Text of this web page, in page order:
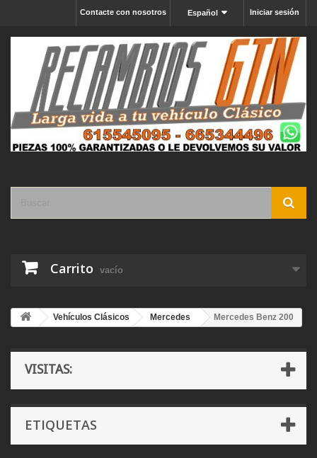
Iniciar sesión
Español
Contacte con nosotros
Carrito vacío
Vehículos Clásicos Mercedes Mercedes Benz 200
VISITAS:
ETIQUETAS